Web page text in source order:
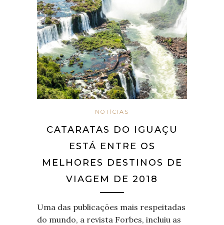
NOTÍCIAS
CATARATAS DO IGUAÇU
ESTÁ ENTRE OS
MELHORES DESTINOS DE
VIAGEM DE 2018
Uma das publicações mais respeitadas
do mundo, a revista Forbes, incluiu as